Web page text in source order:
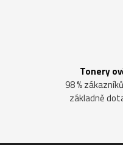
Tonery
98 %
základně